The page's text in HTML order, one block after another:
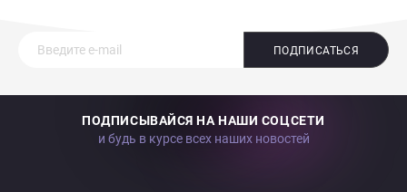
ПОДПИСАТЬСЯ
ПОДПИСЫВАЙСЯ НА НАШИ СОЦСЕТИ
и будь в курсе всех наших новостей